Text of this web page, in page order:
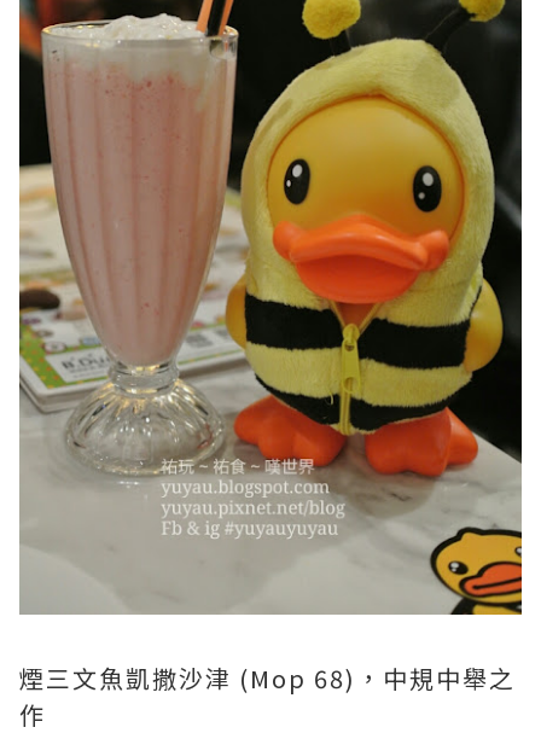
煙三文魚凱撒沙津 (Mop 68)，中規中舉之
作